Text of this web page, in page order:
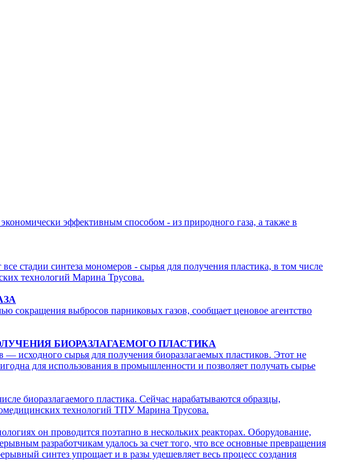
эффективным способом - из природного газа, а также в
стадии синтеза мономеров - сырья для получения пластика, в том числе
технологий Марина Трусова.
сокращения выбросов парниковых газов, сообщает ценовое агентство
БИОРАЗЛАГАЕМОГО ПЛАСТИКА
исходного сырья для получения биоразлагаемых пластиков. Этот не
для использования в промышленности и позволяет получать сырье
биоразлагаемого пластика. Сейчас нарабатываются образцы,
технологий ТПУ Марина Трусова.
он проводится поэтапно в нескольких реакторах. Оборудование,
разработчикам удалось за счет того, что все основные превращения
синтез упрощает и в разы удешевляет весь процесс создания